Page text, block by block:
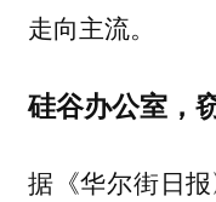
走向主流。
硅谷办公室，
据《华尔街日